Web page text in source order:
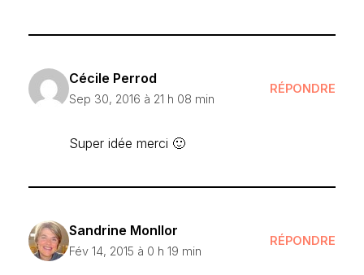
Cécile Perrod
Sep 30, 2016 à 21 h 08 min
RÉPONDRE
Super idée merci 🙂
Sandrine Monllor
Fév 14, 2015 à 0 h 19 min
RÉPONDRE